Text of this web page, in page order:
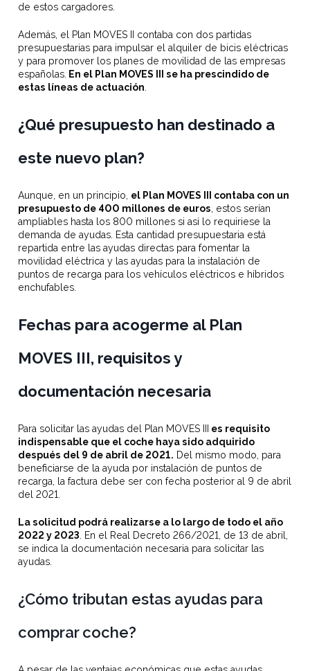
de estos cargadores.
Además, el Plan MOVES II contaba con dos partidas
presupuestarias para impulsar el alquiler de bicis eléctricas
y para promover los planes de movilidad de las empresas
españolas. En el Plan MOVES III se ha prescindido de
estas líneas de actuación
¿Qué presupuesto han destinado a
este nuevo plan?
Aunque, en un principio, el Plan MOVES III contaba con un
presupuesto de 400 millones de euros , estos serían
ampliables hasta los 800 millones si así lo requiriese la
demanda de ayudas. Esta cantidad presupuestaria está
repartida entre las ayudas directas para fomentar la
movilidad eléctrica y las ayudas para la instalación de
puntos de recarga para los vehículos eléctricos e híbridos
enchufables.
Fechas para acogerme al Plan
MOVES III, requisitos y
documentación necesaria
Para solicitar las ayudas del Plan MOVES III
es requisito
indispensable que el coche haya sido adquirido
después del 9 de abril de 2021. Del mismo modo, para
beneficiarse de la ayuda por instalación de puntos de
recarga, la factura debe ser con fecha posterior al 9 de abril
del 2021.
La solicitud podrá realizarse a lo largo de todo el año
2022 y 2023 . En el Real Decreto 266/2021, de 13 de abril,
se indica la documentación necesaria para solicitar las
ayudas.
¿Cómo tributan estas ayudas para
comprar coche?